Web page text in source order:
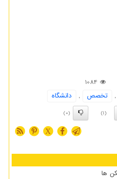
1084
, تخصص ,
دانشگاه
(1)
(0)
X
ها